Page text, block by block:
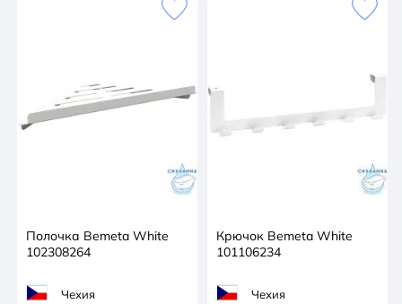
Полочка Bemeta White
102308264
Чехия
Крючок Bemeta White
101106234
Чехия